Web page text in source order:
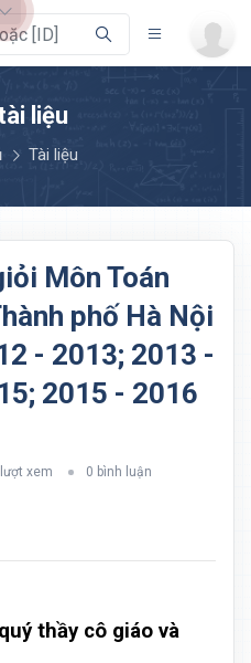
liệu
Tài liệu
Môn Toán
phố Hà Nội
- 2013; 2013 -
2015 - 2016
xem 0 bình luận
thầy cô giáo và